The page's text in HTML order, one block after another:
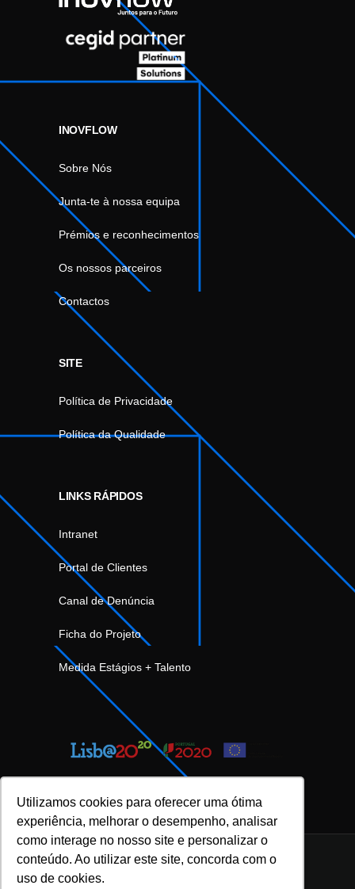
Utilizamos cookies para oferecer uma ótima
experiência, melhorar o desempenho, analisar
como interage no nosso site e personalizar o
conteúdo. Ao utilizar este site, concorda com o
uso de cookies.
INOVFLOW
Sobre Nós
Junta-te à nossa equipa
Prémios e reconhecimentos
Os nossos parceiros
Contactos
SITE
Política de Privacidade
Política da Qualidade
LINKS RÁPIDOS
Intranet
Portal de Clientes
Canal de Denúncia
Ficha do Projeto
Medida Estágios + Talento